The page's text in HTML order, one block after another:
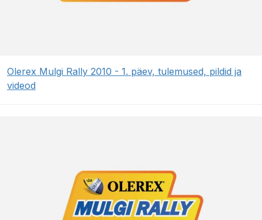
Olerex Mulgi Rally 2010 - 1. päev, tulemused, pildid ja
videod